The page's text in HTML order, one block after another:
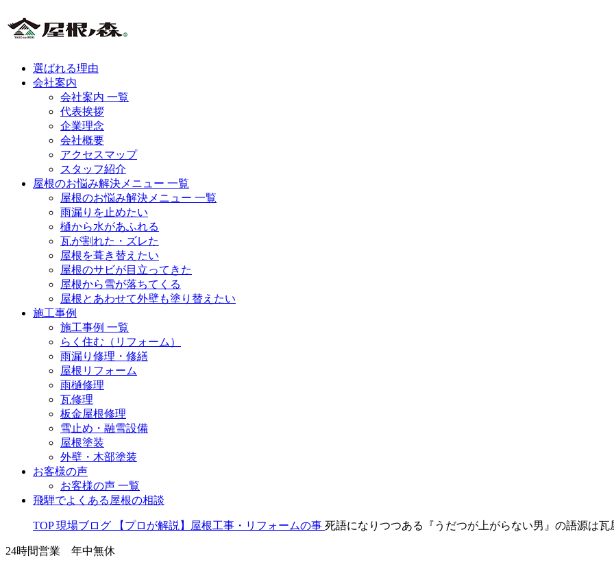
選ばれる理由
会社案内
会社案内 一覧
代表挨拶
企業理念
会社概要
アクセスマップ
スタッフ紹介
屋根のお悩み解決メニュー 一覧
屋根のお悩み解決メニュー 一覧
雨漏りを止めたい
樋から水があふれる
瓦が割れた・ズレた
屋根を葺き替えたい
屋根のサビが目立ってきた
屋根から雪が落ちてくる
屋根とあわせて外壁も塗り替えたい
施工事例
施工事例 一覧
らく住む（リフォーム）
雨漏り修理・修繕
屋根リフォーム
雨樋修理
瓦修理
板金屋根修理
雪止め・融雪設備
屋根塗装
外壁・木部塗装
お客様の声
お客様の声 一覧
飛騨でよくある屋根の相談
TOP 現場ブログ 【プロが解説】屋根工事・リフォームの事 死語になりつつある『うだつが上がらない男』の語源は瓦
24時間営業 年中無休